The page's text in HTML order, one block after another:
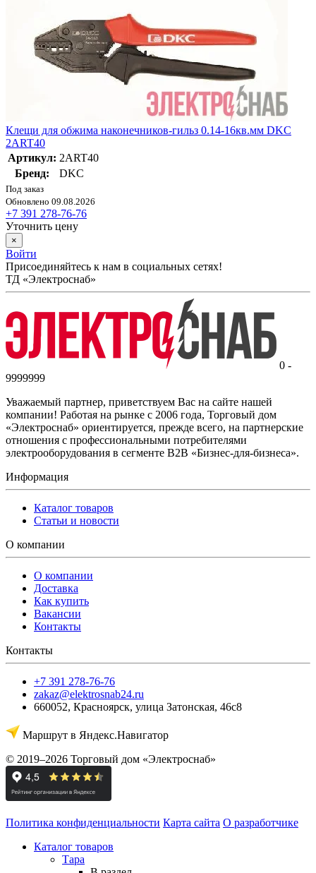
Клещи для обжима наконечников-гильз 0.14-16кв.мм DKC
2ART40
Артикул: 2ART40
Бренд:
DKC
Под заказ
Обновлено 09.08.2026
+7 391 278-76-76
Уточнить цену
×
Войти
Присоединяйтесь к нам в социальных сетях!
ТД «Электроснаб»
0 -
9999999
Уважаемый партнер, приветствуем Вас на сайте нашей
компании! Работая на рынке с 2006 года, Торговый дом
«Электроснаб» ориентируется, прежде всего, на партнерские
отношения с профессиональными потребителями
электрооборудования в сегменте B2B «Бизнес-для-бизнеса».
Информация
Каталог товаров
Статьи и новости
О компании
О компании
Доставка
Как купить
Вакансии
Контакты
Контакты
+7 391 278-76-76
zakaz@elektrosnab24.ru
660052, Красноярск, улица Затонская, 46с8
Маршрут в Яндекс.Навигатор
© 2019–2026 Торговый дом «Электроснаб»
Политика конфиденциальности Карта сайта О разработчике
Каталог товаров
Тара